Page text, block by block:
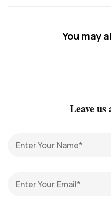
You may
Leave